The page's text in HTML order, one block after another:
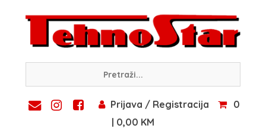
content
Prijava / Registracija
0
| 0,00 KM